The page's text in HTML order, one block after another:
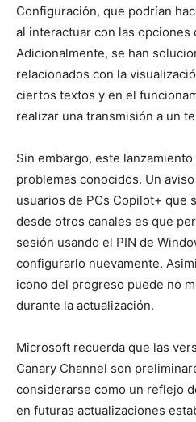
Configuración, que podrían
al interactuar con las opciones
Adicionalmente, se han
relacionados con la
ciertos textos y en el
realizar una transmisión a un
Sin embargo, este
problemas conocidos. Un
usuarios de PCs Copilot+ que
desde otros canales es que
sesión usando el PIN de
configurarlo nuevamente.
icono del progreso puede no
durante la actualización.
Microsoft recuerda que las
Canary Channel son
considerarse como un reflejo
en futuras actualizaciones